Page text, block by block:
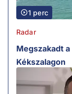
1 perc
Radar
Megszakadt
Kékszalagon